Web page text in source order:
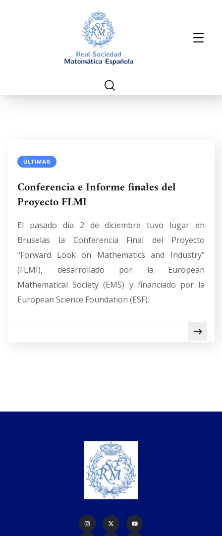
ÚLTIMAS
Conferencia e Informe finales del
Proyecto FLMI
El pasado día 2 de diciembre tuvo lugar en
Bruselas la Conferencia Final del Proyecto
“Forward Look on Mathematics and Industry”
(FLMI), desarrollado por la European
Mathematical Society (EMS) y financiado por la
European Science Foundation (ESF).